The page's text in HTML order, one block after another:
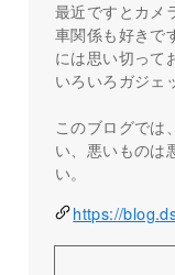
最近ですとカメ
車関係も好きで
には思い切って
いろいろガジェ
このブログでは
い、悪いものは
い。
https://